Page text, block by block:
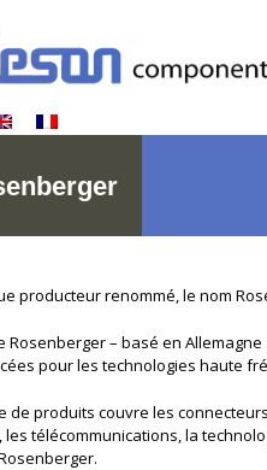
producteur renommé, le nom
Rosenberger – basé en
pour les technologies haute
de produits couvre les
les télécommunications, la